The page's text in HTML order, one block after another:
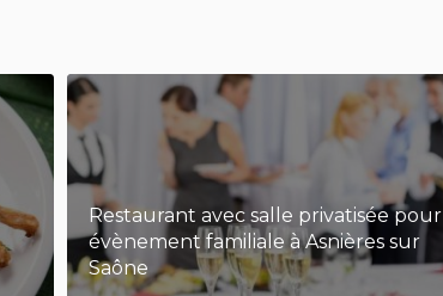
Restaurant avec salle privatisée pour
évènement familiale à Asnières sur
Saône